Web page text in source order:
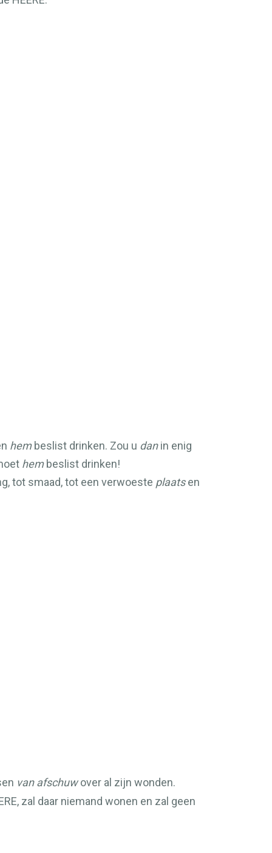
hembeslist drinken. Zou u danin enig
hembeslist drinken!
tot smaad, tot een verwoeste plaatsen
van afschuwover al zijn wonden.
, zal daar niemand wonen en zal geen